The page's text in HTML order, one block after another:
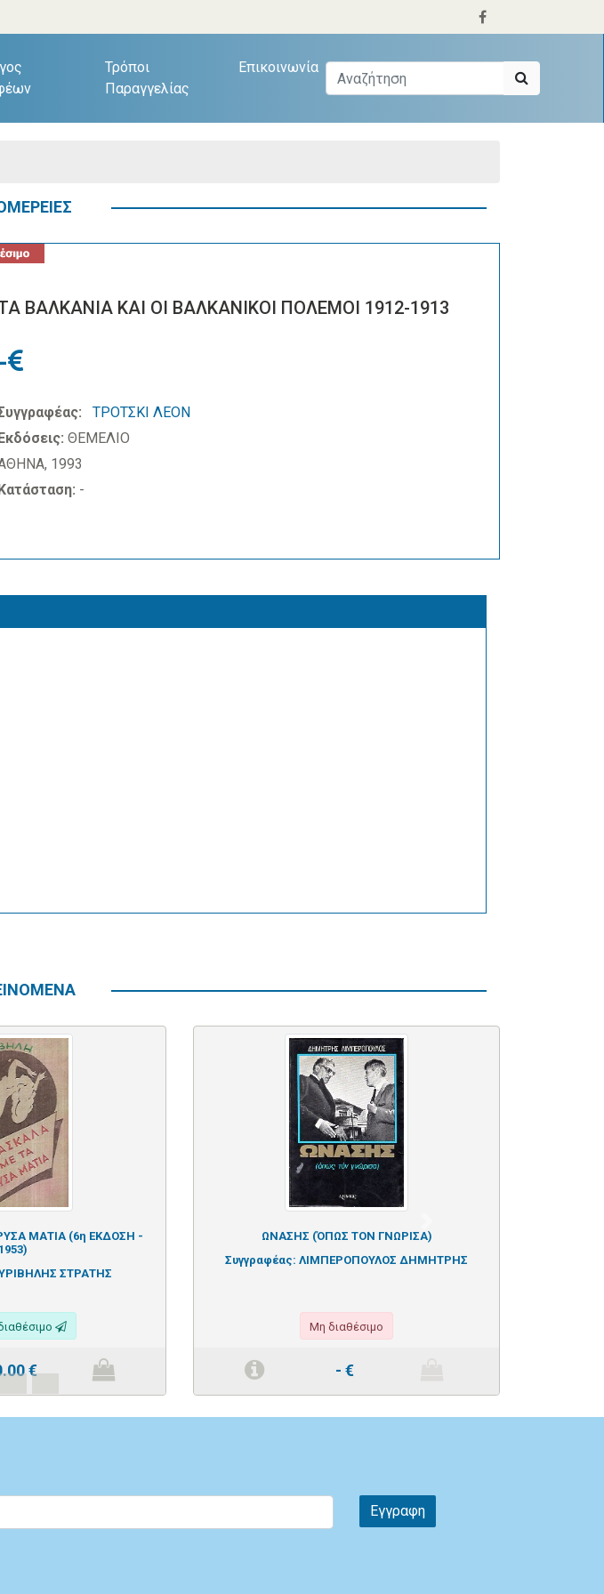
Τρόποι
Παραγγελίας
Επικοινωνία
ΒΑΛΚΑΝΙΑ ΚΑΙ ΟΙ ΒΑΛΚΑΝΙΚΟΙ ΠΟΛΕΜΟΙ 1912-1913
-
ΤΡΟΤΣΚΙ ΛΕΟΝ
ΘΕΜΕΛΙΟ
1993
-
ΜΑΤΙΑ (6η ΕΚΔΟΣΗ -
1953)
ΣΤΡΑΤΗΣ
€
ΩΝΑΣΗΣ (ΌΠΩΣ ΤΟΝ ΓΝΩΡΙΣΑ)
Συγγραφέας: ΛΙΜΠΕΡΟΠΟΥΛΟΣ ΔΗΜΗΤΡΗΣ
Μη διαθέσιμο
- €
Next
Εγγραφη